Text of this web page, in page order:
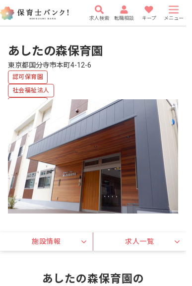
求人検索 転職相談 キープ メニュー
あしたの森保育園
東京都国分寺市本町4-12-6
認可保育園
社会福祉法人
福利厚生充実
車通勤可
有給
駅近5分以内
研修充実
WEB面接OK
施設情報 求人一覧
あしたの森保育園の